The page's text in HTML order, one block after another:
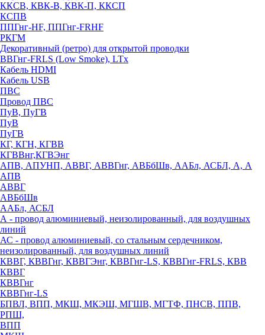
ККСВ, КВК-В, КВК-П, ККСП
КСПВ
ППГнг-HF, ППГнг-FRHF
РКГМ
Декоративный (ретро) для открытой проводки
ВВГнг-FRLS (Low Smoke), LTx
Кабель HDMI
Кабель USB
ПВС
Провод ПВС
ПуВ, ПуГВ
ПуВ
ПуГВ
КГ, КГН, КГВВ
КГВВнг,КГВЭнг
АПВ, АПУНП, АВВГ, АВВГнг, АВБбШв, ААБл, АСБЛ, А, А
АПВ
АВВГ
АВБбШв
ААБл, АСБЛ
А - провод алюминиевый, неизолированный, для воздушных
линий
АС - провод алюминиевый, со стальным сердечником,
неизолированный, для воздушных линий
КВВГ, КВВГнг, КВВГЭнг, КВВГнг-LS, КВВГнг-FRLS, КВВ
КВВГ
КВВГнг
КВВГнг-LS
БПВЛ, ВПП, МКШ, МКЭШ, МГШВ, МГТФ, ПНСВ, ППВ,
РПШ,
ВПП